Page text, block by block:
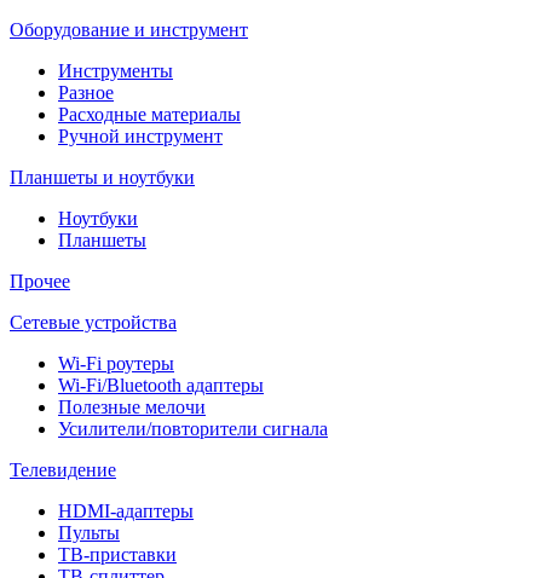
Оборудование и инструмент
Инструменты
Разное
Расходные материалы
Ручной инструмент
Планшеты и ноутбуки
Ноутбуки
Планшеты
Прочее
Сетевые устройства
Wi-Fi роутеры
Wi-Fi/Bluetooth адаптеры
Полезные мелочи
Усилители/повторители сигнала
Телевидение
HDMI-адаптеры
Пульты
ТВ-приставки